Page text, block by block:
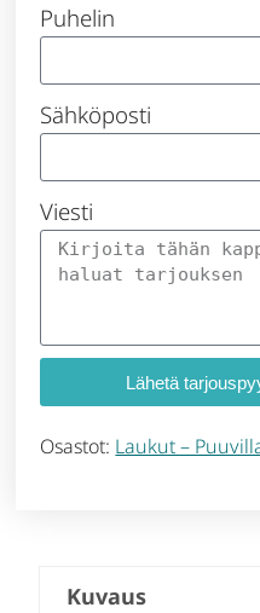
Puhelin
Sähköposti
Viesti
Lähetä
Osastot: Laukut –
Kuvaus